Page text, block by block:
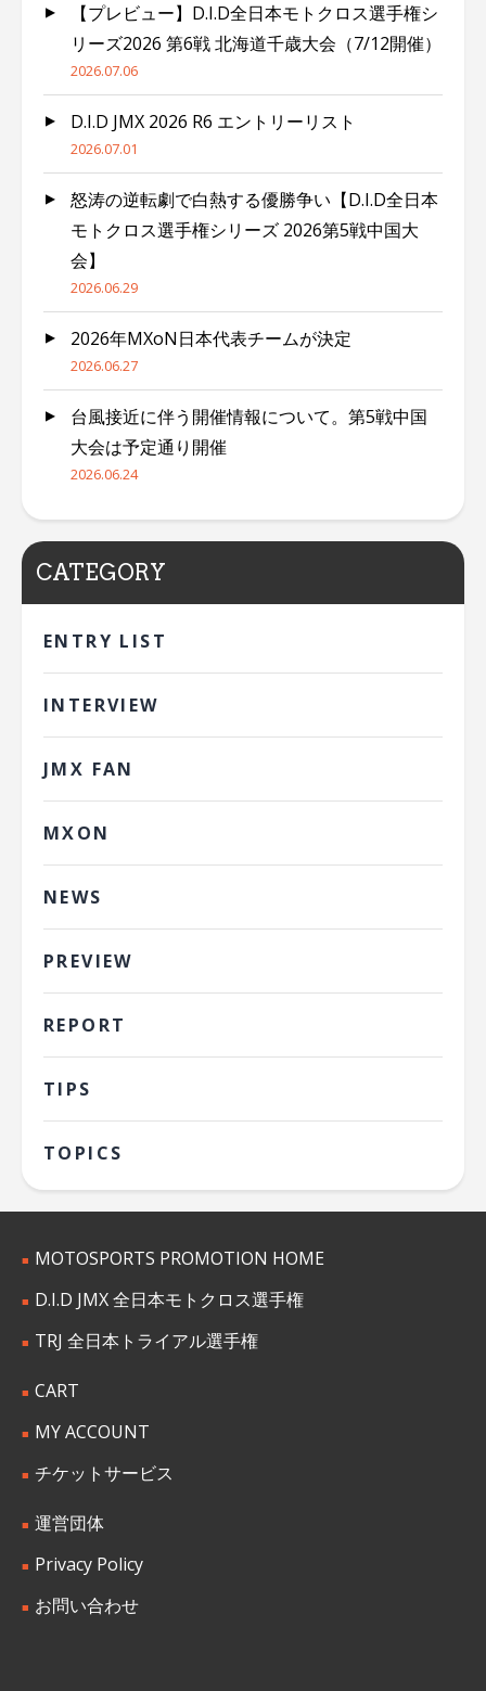
【プレビュー】D.I.D全日本モトクロス選手権シ
リーズ2026 第6戦 北海道千歳大会（7/12開催）
2026.07.06
D.I.D JMX 2026 R6 エントリーリスト
2026.07.01
怒涛の逆転劇で白熱する優勝争い【D.I.D全日本
モトクロス選手権シリーズ 2026第5戦中国大
会】
2026.06.29
2026年MXoN日本代表チームが決定
2026.06.27
台風接近に伴う開催情報について。第5戦中国
大会は予定通り開催
2026.06.24
CATEGORY
ENTRY LIST
INTERVIEW
JMX FAN
MXON
NEWS
PREVIEW
REPORT
TIPS
TOPICS
MOTOSPORTS PROMOTION HOME
D.I.D JMX 全日本モトクロス選手権
TRJ 全日本トライアル選手権
CART
MY ACCOUNT
チケットサービス
運営団体
Privacy Policy
お問い合わせ